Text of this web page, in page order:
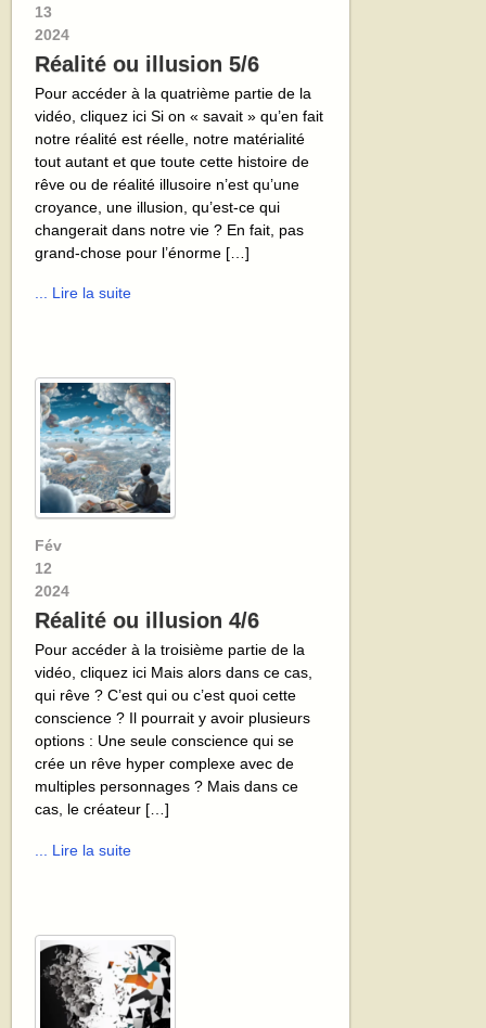
13
2024
Réalité ou illusion 5/6
Pour accéder à la quatrième partie de la
vidéo, cliquez ici Si on « savait » qu’en fait
notre réalité est réelle, notre matérialité
tout autant et que toute cette histoire de
rêve ou de réalité illusoire n’est qu’une
croyance, une illusion, qu’est-ce qui
changerait dans notre vie ? En fait, pas
grand-chose pour l’énorme […]
... Lire la suite
Fév
12
2024
Réalité ou illusion 4/6
Pour accéder à la troisième partie de la
vidéo, cliquez ici Mais alors dans ce cas,
qui rêve ? C’est qui ou c’est quoi cette
conscience ? Il pourrait y avoir plusieurs
options : Une seule conscience qui se
crée un rêve hyper complexe avec de
multiples personnages ? Mais dans ce
cas, le créateur […]
... Lire la suite